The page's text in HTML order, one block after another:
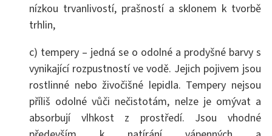
nízkou trvanlivostí, prašností a sklonem k tvorbě
trhlin,
c) tempery – jedná se o odolné a prodyšné barvy s
vynikající rozpustností ve vodě. Jejich pojivem jsou
rostlinné nebo živočišné lepidla. Tempery nejsou
příliš odolné vůči nečistotám, nelze je omývat a
absorbují vlhkost z prostředí. Jsou vhodné